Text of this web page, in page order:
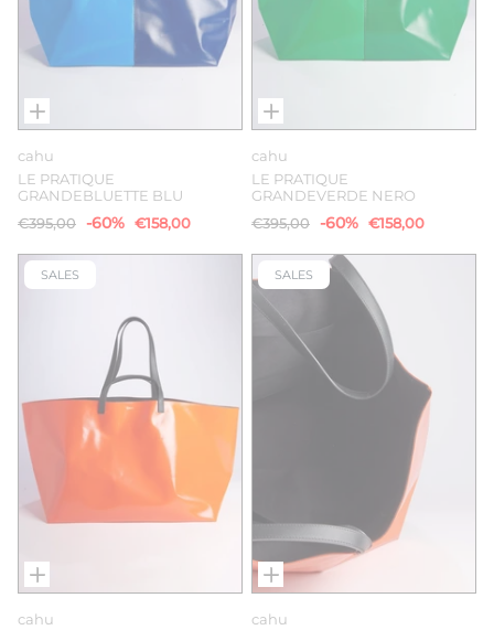
cahu
LE PRATIQUE
GRANDEBLUETTE BLU
€395,00 -60% €158,00
cahu
LE PRATIQUE
GRANDEVERDE NERO
€395,00 -60% €158,00
SALES
cahu
SALES
cahu